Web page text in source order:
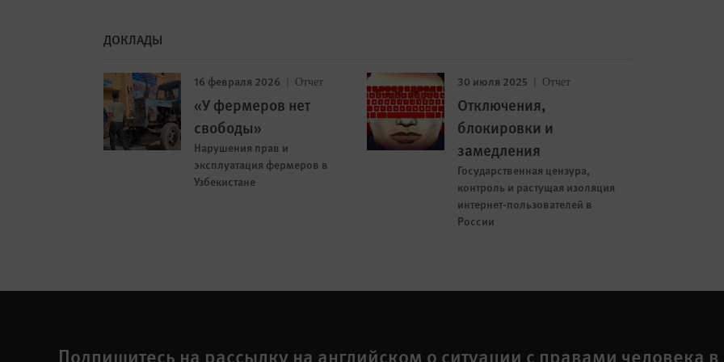
ДОКЛАДЫ
16 февраля 2026 Отчет
«У фермеров нет
свободы»
Нарушения прав и
эксплуатация фермеров в
Узбекистане
30 июля 2025 Отчет
Отключения,
блокировки и
замедления
Государственная цензура,
контроль и растущая изоляция
интернет-пользователей в
России
Подпишитесь на рассылку на английском о ситуации с правами человека в